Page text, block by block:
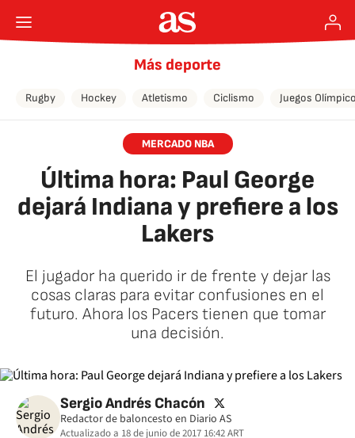
Más deporte
Rugby Hockey Atletismo Ciclismo Juegos
MERCADO NBA
Última hora: Paul George
dejará Indiana y prefiere a los
Lakers
El jugador ha querido ir de frente y dejar las
cosas claras para evitar confusiones en el
futuro. Ahora los Pacers tienen que tomar
una decisión.
Sergio Andrés Chacón twitter
Redactor de baloncesto en Diario AS
Actualizado a 18 de junio de 2017 16:42ART